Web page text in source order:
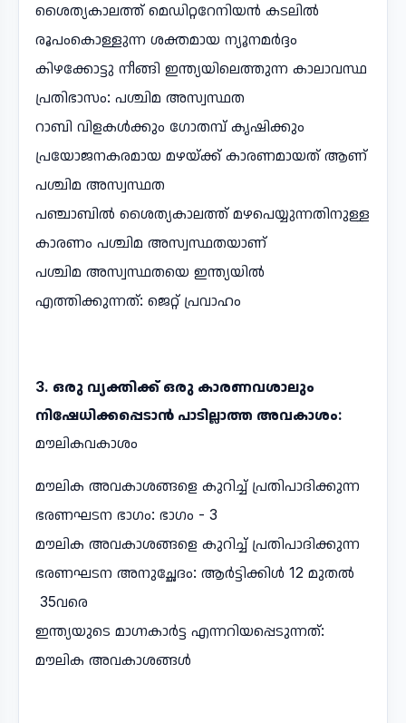
ശൈത്യകാലത്ത് മെഡിറ്ററേനിയൻ കടലിൽ
രൂപംകൊള്ളുന്ന ശക്തമായ ന്യൂനമർദ്ദം
കിഴക്കോട്ടു നീങ്ങി ഇന്ത്യയിലെത്തുന്ന കാലാവസ്ഥ
പ്രതിഭാസം: പശ്ചിമ അസ്വസ്ഥത
റാബി വിളകൾക്കും ഗോതമ്പ് കൃഷിക്കും
പ്രയോജനകരമായ മഴയ്ക്ക് കാരണമായത് ആണ്
പശ്ചിമ അസ്വസ്ഥത
പഞ്ചാബിൽ ശൈത്യകാലത്ത് മഴപെയ്യുന്നതിനുള്ള
കാരണം പശ്ചിമ അസ്വസ്ഥതയാണ്
പശ്ചിമ അസ്വസ്ഥതയെ ഇന്ത്യയിൽ
എത്തിക്കുന്നത്: ജെറ്റ് പ്രവാഹം
3. ഒരു വ്യക്തിക്ക് ഒരു കാരണവശാലും
നിഷേധിക്കപ്പെടാൻ പാടില്ലാത്ത അവകാശം:
മൗലികവകാശം
മൗലിക അവകാശങ്ങളെ കുറിച്ച് പ്രതിപാദിക്കുന്ന
ഭരണഘടന ഭാഗം: ഭാഗം - 3
മൗലിക അവകാശങ്ങളെ കുറിച്ച് പ്രതിപാദിക്കുന്ന
ഭരണഘടന അനുച്ഛേദം: ആർട്ടിക്കിൾ 12 മുതൽ
35വരെ
ഇന്ത്യയുടെ മാഗ്നകാർട്ട എന്നറിയപ്പെടുന്നത്:
മൗലിക അവകാശങ്ങൾ